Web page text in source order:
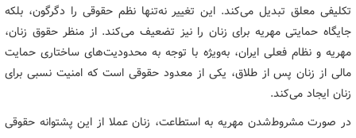
تکلیفی معلق تبدیل می‌کند. این تغییر نه‌تنها نظم حقوقی را دگرگون‌، بلکه
جایگاه حمایتی مهریه برای زنان را نیز تضعیف می‌کند. از منظر حقوق زنان،
مهریه و نظام فعلی ایران، به‌ویژه با توجه به محدودیت‌های ساختاری حمایت
مالی از زنان پس از طلاق، یکی از معدود حقوقی است که امنیت نسبی برای
زنان ایجاد می‌کند.
در صورت مشروط‌شدن مهریه به استطاعت، زنان عملا از این پشتوانه حقوقی